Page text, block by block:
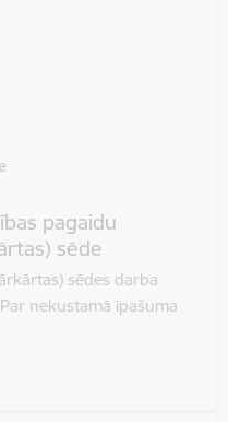
pagaidu
sēde
sēdes darba
nekustamā īpašuma